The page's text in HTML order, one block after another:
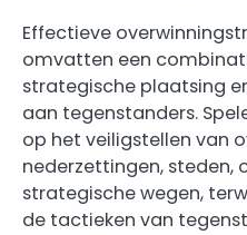
Effectieve
omvatten een
strategische plaatsing
aan tegenstanders.
op het veiligstellen van
nederzettingen, steden,
strategische wegen,
de tactieken van